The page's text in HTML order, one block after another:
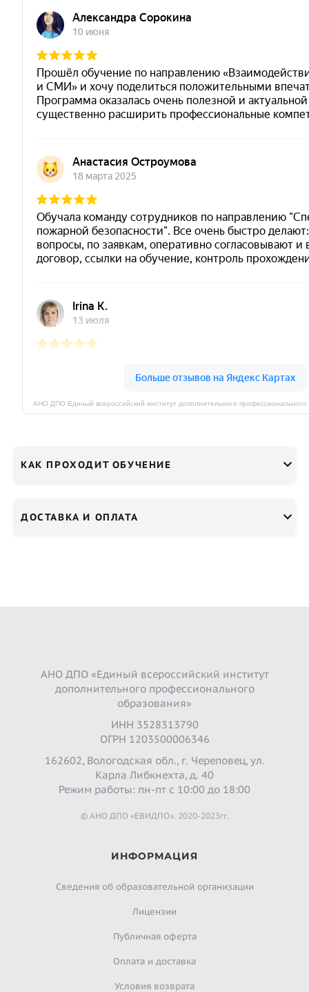
КАК ПРОХОДИТ ОБУЧЕНИЕ
ДОСТАВКА И ОПЛАТА
АНО ДПО «Единый всероссийский институт
дополнительного профессионального
образования»
ИНН 3528313790
ОГРН 1203500006346
162602, Вологодская обл., г. Череповец, ул.
Карла Либкнехта, д. 40
Режим работы: пн-пт с 10:00 до 18:00
© АНО ДПО «ЕВИДПО». 2020-2023гг.
ИНФОРМАЦИЯ
Сведения об образовательной организации
Лицензии
Публичная оферта
Оплата и доставка
Условия возврата